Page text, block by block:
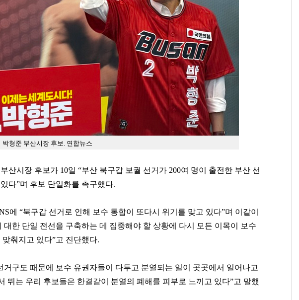
형준 부산시장 후보. 연합뉴스
산시장 후보가 10일 “부산 북구갑 보궐 선거가 200여 명이 출전한 부산 선
다”며 후보 단일화를 촉구했다.
에 “북구갑 선거로 인해 보수 통합이 또다시 위기를 맞고 있다”며 이같이
대한 단일 전선을 구축하는 데 집중해야 할 상황에 다시 모든 이목이 보수
춰지고 있다”고 진단했다.
거구도 때문에 보수 유권자들이 다투고 분열되는 일이 곳곳에서 일어나고
뛰는 우리 후보들은 한결같이 분열의 폐해를 피부로 느끼고 있다”고 말했